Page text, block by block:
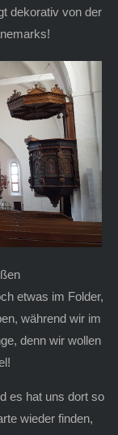
dekorativ von der
etwas im Folder,
während wir im
denn wir wollen
es hat uns dort so
wieder finden,